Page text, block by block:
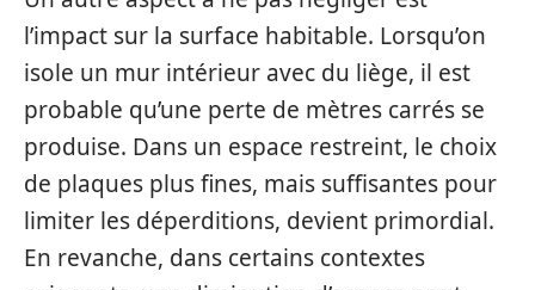
l’impact sur la surface habitable. Lorsqu’on
isole un mur intérieur avec du liège, il est
probable qu’une perte de mètres carrés se
produise. Dans un espace restreint, le choix
de plaques plus fines, mais suffisantes pour
limiter les déperditions, devient primordial.
En revanche, dans certains contextes